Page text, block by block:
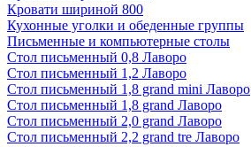
Кровати шириной 800
Кухонные уголки и обеденные группы
Письменные и компьютерные столы
Стол письменный 0,8 Лаворо
Стол письменный 1,2 Лаворо
Стол письменный 1,8 grand mini Лаворо
Стол письменный 1,8 grand Лаворо
Стол письменный 2,0 grand Лаворо
Стол письменный 2,2 grand tre Лаворо